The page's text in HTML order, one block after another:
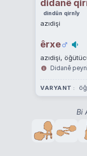
didanê
dindûn qirnîy
azıdişi
êrxe
azıdişi,
Didanê
VARYANT
Bi